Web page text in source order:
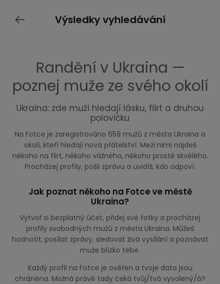
Výsledky vyhledávání
Randění v Ukraina —
poznej muže ze svého okolí
Ukraina: zde muži hledají lásku, flirt a druhou
polovičku
Na Fotce je zaregistrováno 659 mužů z města Ukraina a
okolí, kteří hledají nová přátelství. Mezi nimi najdeš
někoho na flirt, někoho vážného, někoho prostě skvělého.
Procházej profily, pošli zprávu a uvidíš, kdo odpoví.
Jak poznat někoho na Fotce ve městě
Ukraina?
Vytvoř si bezplatný účet, přidej své fotky a procházej
profily svobodných mužů z města Ukraina. Můžeš
hodnotit, posílat zprávy, sledovat živá vysílání a poznávat
muže blízko tebe.
Každý profil na Fotce je ověřen a tvoje data jsou
chráněna. Možná právě tady čeká tvůj/tvá vyvolený/á?